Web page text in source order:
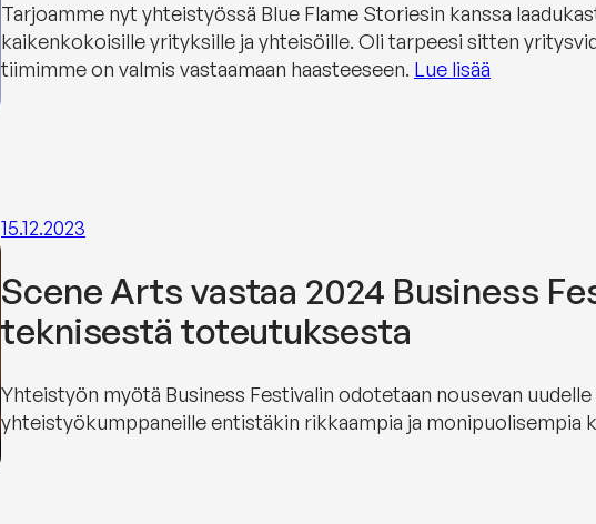
Tarjoamme nyt yhteistyössä Blue Flame Storiesin kanssa
kaikenkokoisille yrityksille ja yhteisöille. Oli tarpeesi sitten
tiimimme on valmis vastaamaan haasteeseen. Lue lisää
15.12.2023
Scene Arts vastaa 2024 Business
teknisestä toteutuksesta
Yhteistyön myötä Business Festivalin odotetaan nousevan
yhteistyökumppaneille entistäkin rikkaampia ja monipuolisempia